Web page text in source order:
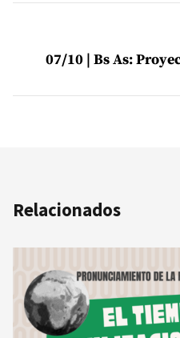
07/10 | Bs As:
Relacionados